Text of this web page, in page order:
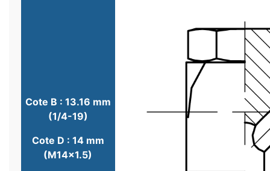
Cote B : 13.16 mm
(1/4-19)
Cote D : 14 mm
(M14x1.5)